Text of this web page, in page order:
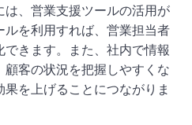
は、営業支援ツールの活用が
を利用すれば、営業担当者
きます。また、社内で情報
客の状況を把握しやすくな
を上げることにつながりま